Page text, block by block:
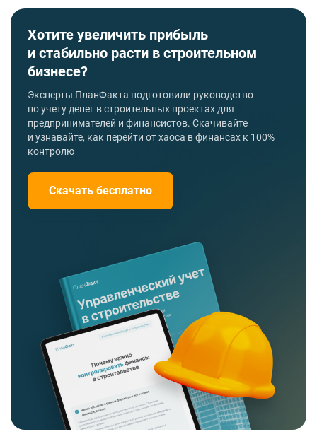
Хотите увеличить прибыль
и стабильно расти в строительном
бизнесе?
Эксперты ПланФакта подготовили руководство
по учету денег в строительных проектах для
предпринимателей и финансистов. Скачивайте
и узнавайте, как перейти от хаоса в финансах к 100%
контролю
Скачать бесплатно